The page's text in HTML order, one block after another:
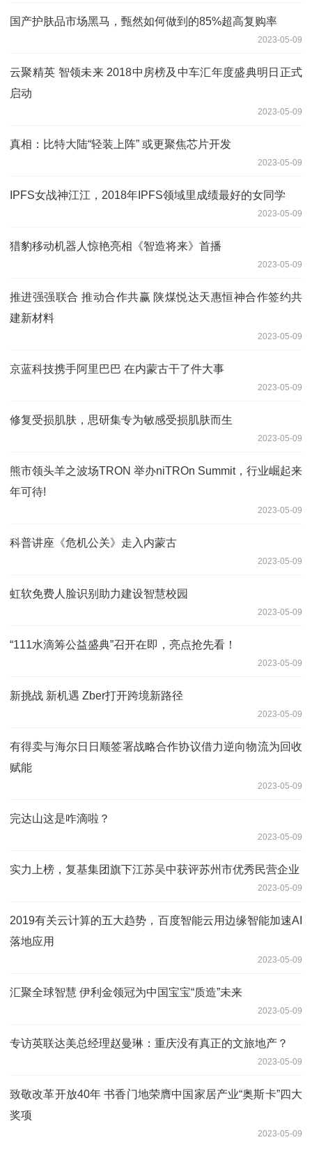
国产护肤品市场黑马，甄然如何做到的85%超高复购率
2023-05-09
云聚精英 智领未来 2018中房榜及中车汇年度盛典明日正式
启动
2023-05-09
真相：比特大陆“轻装上阵” 或更聚焦芯片开发
2023-05-09
IPFS女战神江江，2018年IPFS领域里成绩最好的女同学
2023-05-09
猎豹移动机器人惊艳亮相《智造将来》首播
2023-05-09
推进强强联合 推动合作共赢 陕煤悦达天惠恒神合作签约共
建新材料
2023-05-09
京蓝科技携手阿里巴巴 在内蒙古干了件大事
2023-05-09
修复受损肌肤，思研集专为敏感受损肌肤而生
2023-05-09
熊市领头羊之波场TRON 举办niTROn Summit，行业崛起来
年可待!
2023-05-09
科普讲座《危机公关》走入内蒙古
2023-05-09
虹软免费人脸识别助力建设智慧校园
2023-05-09
“111水滴筹公益盛典”召开在即，亮点抢先看！
2023-05-09
新挑战 新机遇 Zber打开跨境新路径
2023-05-09
有得卖与海尔日日顺签署战略合作协议借力逆向物流为回收
赋能
2023-05-09
完达山这是咋滴啦？
2023-05-09
实力上榜，复基集团旗下江苏吴中获评苏州市优秀民营企业
2023-05-09
2019有关云计算的五大趋势，百度智能云用边缘智能加速AI
落地应用
2023-05-09
汇聚全球智慧 伊利金领冠为中国宝宝“质造”未来
2023-05-09
专访英联达美总经理赵曼琳：重庆没有真正的文旅地产？
2023-05-09
致敬改革开放40年 书香门地荣膺中国家居产业“奥斯卡”四大
奖项
2023-05-09